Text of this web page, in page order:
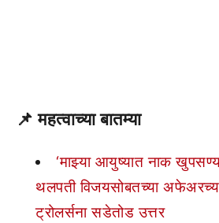
📌महत्वाच्या बातम्या
‘माझ्या आयुष्यात नाक
थलपती विजयसोबतच्या अफेअरच्या
ट्रोलर्सना सडेतोड उत्तर